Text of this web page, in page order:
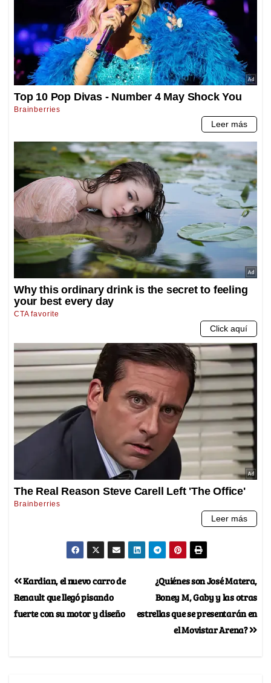
¿Quiénes son José Matera,
Boney M, Gaby y las otras
estrellas que se presentarán en
el Movistar Arena?
Kardian, el nuevo carro de
Renault que llegó pisando
fuerte con su motor y diseño